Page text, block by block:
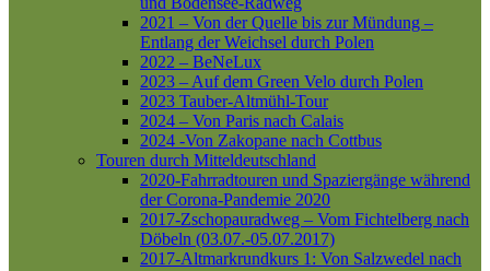
2021 – Von der Quelle bis zur Mündung –
Entlang der Weichsel durch Polen
2022 – BeNeLux
2023 – Auf dem Green Velo durch Polen
2023 Tauber-Altmühl-Tour
2024 – Von Paris nach Calais
2024 -Von Zakopane nach Cottbus
Touren durch Mitteldeutschland
2020-Fahrradtouren und Spaziergänge während
der Corona-Pandemie 2020
2017-Zschopauradweg – Vom Fichtelberg nach
Döbeln (03.07.-05.07.2017)
2017-Altmarkrundkurs 1: Von Salzwedel nach